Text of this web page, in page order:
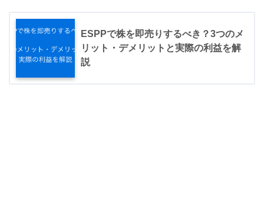
ESPPで株を即売りするべき？3つのメ
リット・デメリットと実際の利益を解
説